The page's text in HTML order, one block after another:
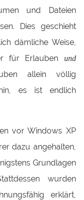
und Dateien
Dies geschieht
dämliche Weise,
für Erlauben und
allein völlig
es ist endlich
vor Windows XP
dazu angehalten,
Grundlagen
wurden
erklärt,